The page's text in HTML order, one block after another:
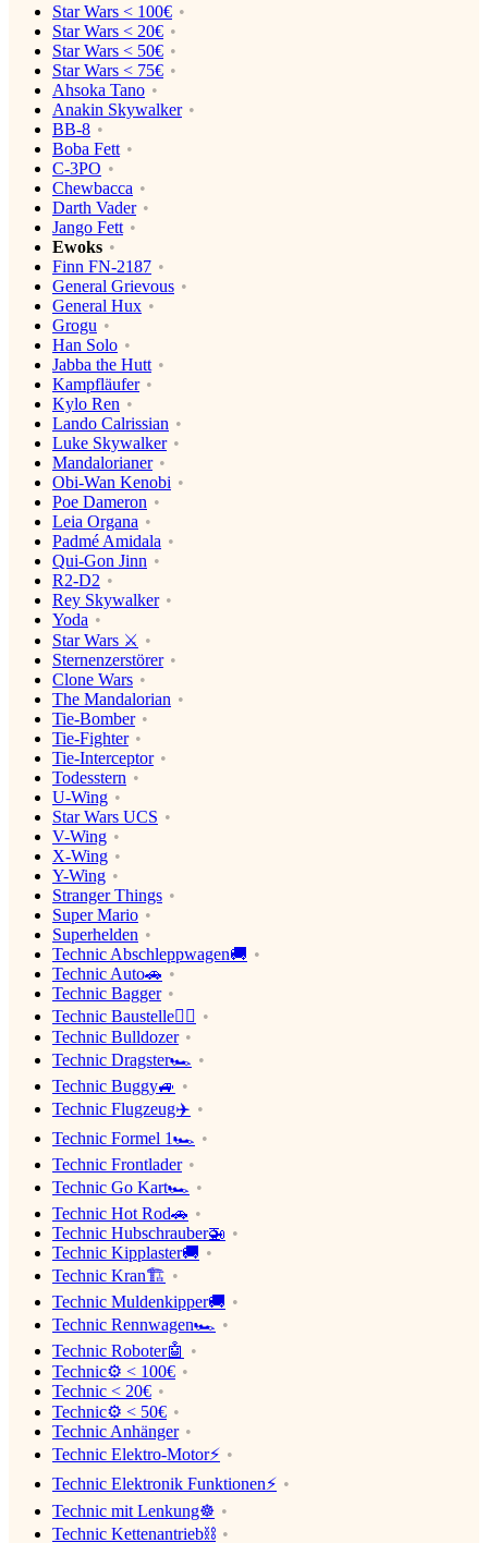
Star Wars < 100€
Star Wars < 20€
Star Wars < 50€
Star Wars < 75€
Ahsoka Tano
Anakin Skywalker
BB-8
Boba Fett
C-3PO
Chewbacca
Darth Vader
Jango Fett
Ewoks
Finn FN-2187
General Grievous
General Hux
Grogu
Han Solo
Jabba the Hutt
Kampfläufer
Kylo Ren
Lando Calrissian
Luke Skywalker
Mandalorianer
Obi-Wan Kenobi
Poe Dameron
Leia Organa
Padmé Amidala
Qui-Gon Jinn
R2-D2
Rey Skywalker
Yoda
Star Wars ⚔️
Sternenzerstörer
Clone Wars
The Mandalorian
Tie-Bomber
Tie-Fighter
Tie-Interceptor
Todesstern
U-Wing
Star Wars UCS
V-Wing
X-Wing
Y-Wing
Stranger Things
Super Mario
Superhelden
Technic Abschleppwagen🚚
Technic Auto🚗
Technic Bagger
Technic Baustelle👷‍♂️
Technic Bulldozer
Technic Dragster🏎
Technic Buggy🚙
Technic Flugzeug✈️
Technic Formel 1🏎
Technic Frontlader
Technic Go Kart🏎
Technic Hot Rod🚗
Technic Hubschrauber🚁
Technic Kipplaster🚚
Technic Kran🏗
Technic Muldenkipper🚚
Technic Rennwagen🏎
Technic Roboter🤖
Technic⚙️ < 100€
Technic < 20€
Technic⚙️ < 50€
Technic Anhänger
Technic Elektro-Motor⚡️
Technic Elektronik Funktionen⚡️
Technic mit Lenkung☸️
Technic Kettenantrieb⛓